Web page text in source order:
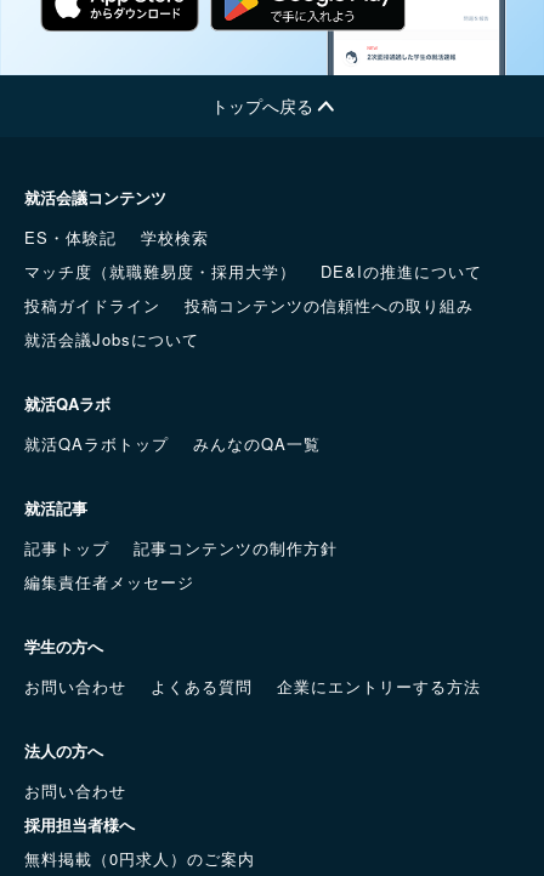
トップへ戻る
就活会議コンテンツ
ES・体験記
学校検索
マッチ度（就職難易度・採用大学）
DE&Iの推進について
投稿ガイドライン
投稿コンテンツの信頼性への取り組み
就活会議Jobsについて
就活QAラボ
就活QAラボトップ
みんなのQA一覧
就活記事
記事トップ
記事コンテンツの制作方針
編集責任者メッセージ
学生の方へ
お問い合わせ
よくある質問 企業にエントリーする方法
法人の方へ
お問い合わせ
採用担当者様へ
無料掲載（0円求人）のご案内